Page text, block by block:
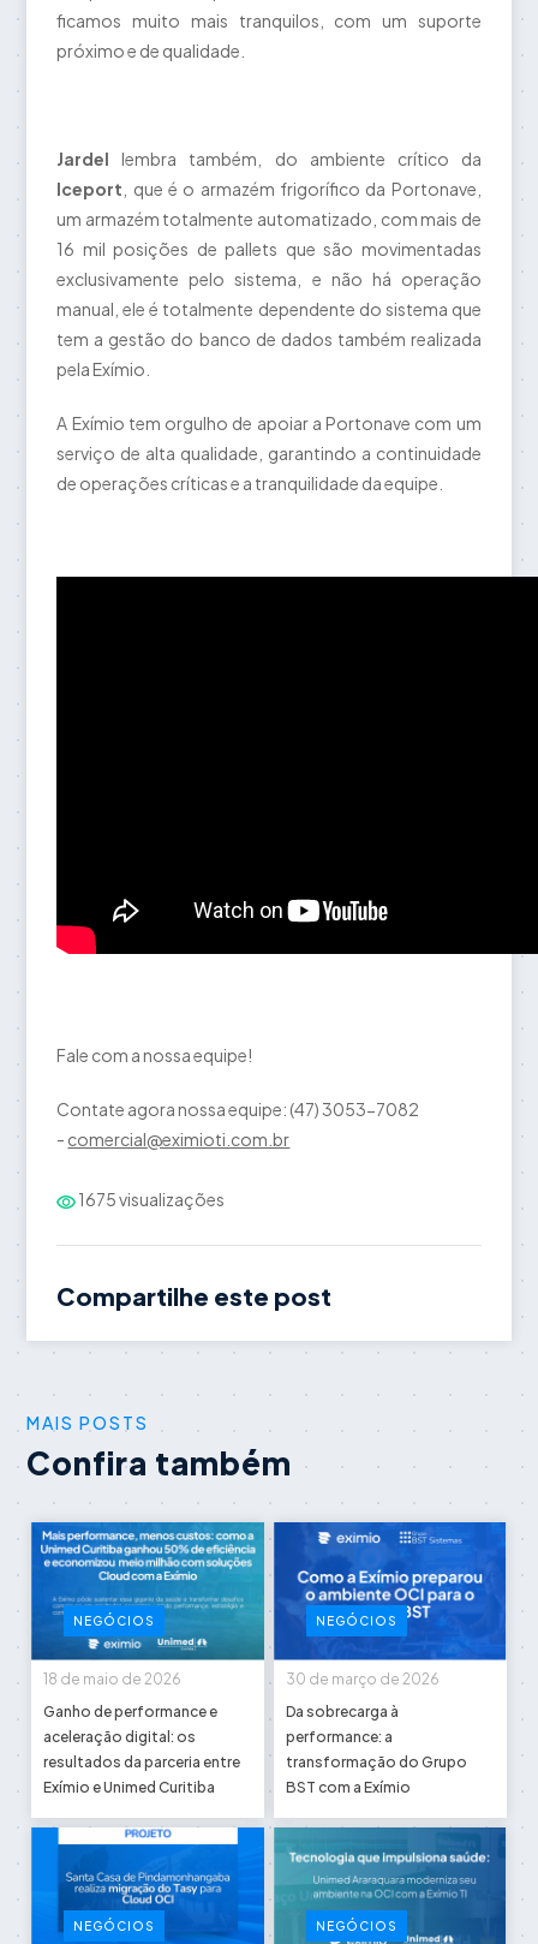
ficamos muito mais tranquilos, com um suporte
próximo e de qualidade.
Jardel lembra também, do ambiente crítico da
Iceport , que é o armazém frigorífico da Portonave,
um armazém totalmente automatizado, com mais de
16 mil posições de pallets que são movimentadas
exclusivamente pelo sistema, e não há operação
manual, ele é totalmente dependente do sistema que
tem a gestão do banco de dados também realizada
pela Exímio.
A Exímio tem orgulho de apoiar a Portonave com um
serviço de alta qualidade, garantindo a continuidade
de operações críticas e a tranquilidade da equipe.
Fale com a nossa equipe!
Contate agora nossa equipe: (47) 3053-7082
- comercial@eximioti.com.br
1675 visualizações
Compartilhe este post
MAIS POSTS
Confira também
NEGÓCIOS
18 de maio de 2026
Ganho de performance e
aceleração digital: os
resultados da parceria entre
Exímio e Unimed Curitiba
NEGÓCIOS
30 de março de 2026
Da sobrecarga à
performance: a
transformação do Grupo
BST com a Exímio
NEGÓCIOS NEGÓCIOS